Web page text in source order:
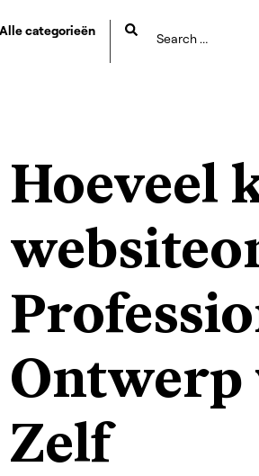
Alle categorieën
Hoeveel
Ontwerp
Zelf